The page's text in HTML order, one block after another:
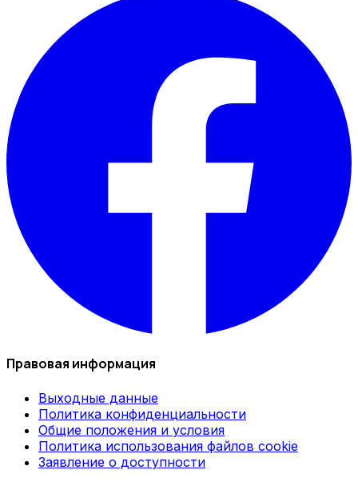
Правовая информация
Выходные данные
Политика конфиденциальности
Общие положения и условия
Политика использования файлов cookie
Заявление о доступности